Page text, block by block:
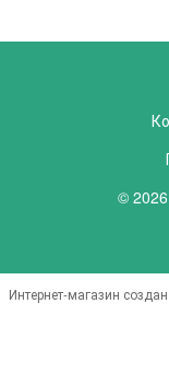
©
Интернет-магазин